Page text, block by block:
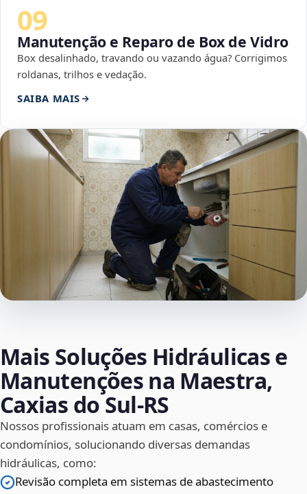
09
Manutenção e Reparo de Box de Vidro
Box desalinhado, travando ou vazando água? Corrigimos
roldanas, trilhos e vedação.
SAIBA MAIS
Mais Soluções Hidráulicas e
Manutenções na Maestra,
Caxias do Sul‑RS
Nossos profissionais atuam em casas, comércios e
condomínios, solucionando diversas demandas
hidráulicas, como:
Revisão completa em sistemas de abastecimento